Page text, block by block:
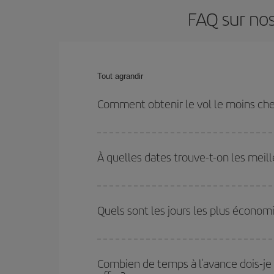
FAQ sur
Tout agrandir
Comment obtenir le vol le moins
flexible sur les dates et les horaires de votre aller-
À quelles dates trouve-t-on les
et des vacances scolaires sont en haute saison.
pourrez bénéficier des meilleurs prix.
Quels sont les jours les plus
vous partez, où vous voulez aller et à quelles
mais également pour les jours proches
, à
Combien de temps à l'avance dois-